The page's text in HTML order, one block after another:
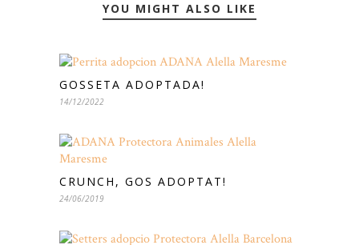
YOU MIGHT ALSO LIKE
GOSSETA ADOPTADA!
14/12/2022
CRUNCH, GOS ADOPTAT!
24/06/2019